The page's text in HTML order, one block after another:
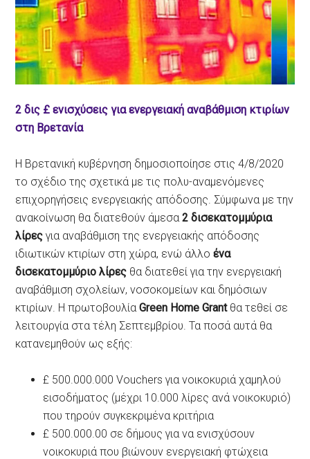
2 δις £ ενισχύσεις για ενεργειακή αναβάθμιση κτιρίων
στη Βρετανία
H Βρετανική κυβέρνηση δημοσιοποίησε στις 4/8/2020
το σχέδιο της σχετικά με τις πολυ-αναμενόμενες
επιχορηγήσεις ενεργειακής απόδοσης. Σύμφωνα με την
ανακοίνωση θα διατεθούν άμεσα2 δισεκατομμύρια
λίρες για αναβάθμιση της ενεργειακής απόδοσης
ιδιωτικών κτιρίων στη χώρα, ενώ άλλοένα
δισεκατομμύριο λίρες θα διατεθεί για την ενεργειακή
αναβάθμιση σχολείων, νοσοκομείων και δημόσιων
κτιρίων. Η πρωτοβουλίαGreen Home Grantθα τεθεί σε
λειτουργία στα τέλη Σεπτεμβρίου. Τα ποσά αυτά θα
κατανεμηθούν ως εξής:
£ 500.000.000 Vouchers για νοικοκυριά χαμηλού
εισοδήματος (μέχρι 10.000 λίρες ανά νοικοκυριό)
που τηρούν συγκεκριμένα κριτήρια
£ 500.000.00 σε δήμους για να ενισχύσουν
νοικοκυριά που βιώνουν ενεργειακή φτώχεια